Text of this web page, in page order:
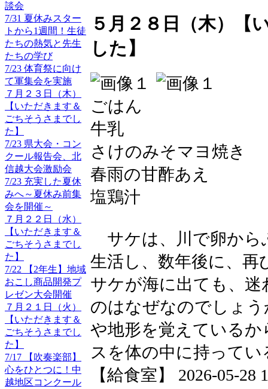
談会
7/31 夏休みスター
トから1週間！生徒
たちの熱気と先生
たちの学び
7/23 体育祭に向け
て軍集会を実施
７月２３日（木）
【いただきます＆
ごちそうさまでし
た】
7/23 県大会・コン
クール報告会、北
信越大会激励会
7/23 充実した夏休
みへ～夏休み前集
会を開催～
７月２２日（水）
【いただきます＆
ごちそうさまでし
た】
7/22 【2年生】地域
おこし商品開発プ
レゼン大会開催
７月２１日（火）
【いただきます＆
ごちそうさまでし
た】
7/17 【吹奏楽部】
心をひとつに！中
越地区コンクール
５月２８日（木）【
した】
ごはん
牛乳
さけのみそマヨ焼き
春雨の甘酢あえ
塩鶏汁
サケは、川で卵から
生活し、数年後に、
サケが海に出ても、
のはなぜなのでしょ
や地形を覚えている
スを体の中に持って
【給食室】 2026-05-28